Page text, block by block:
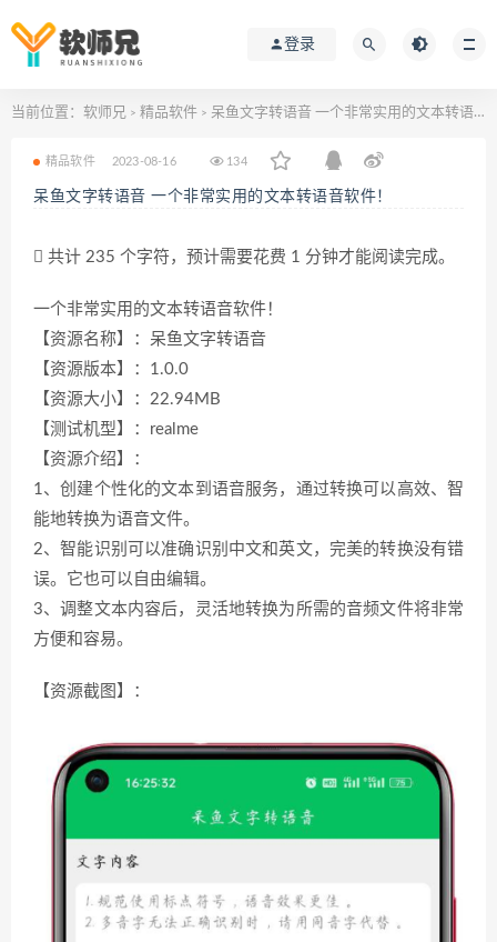
登录
当前位置： 软师兄 > 精品软件 > 呆鱼文字转语音 一个非常实用的文本转语音软件！
精品软件 2023-08-16 134
呆鱼文字转语音 一个非常实用的文本转语音软件！
共计 235 个字符，预计需要花费 1 分钟才能阅读完成。
一个非常实用的文本转语音软件！
【资源名称】：呆鱼文字转语音
【资源版本】：1.0.0
【资源大小】：22.94MB
【测试机型】：realme
【资源介绍】：
1、创建个性化的文本到语音服务，通过转换可以高效、智
能地转换为语音文件。
2、智能识别可以准确识别中文和英文，完美的转换没有错
误。它也可以自由编辑。
3、调整文本内容后，灵活地转换为所需的音频文件将非常
方便和容易。
【资源截图】：